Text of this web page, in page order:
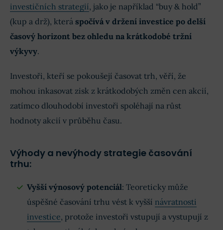
investičních strategií, jako je například “buy & hold”
(kup a drž), která spočívá v držení investice po delší
časový horizont bez ohledu na krátkodobé tržní
výkyvy.
Investoři, kteří se pokoušejí časovat trh, věří, že
mohou inkasovat zisk z krátkodobých změn cen akcií,
zatímco dlouhodobí investoři spoléhají na růst
hodnoty akcií v průběhu času.
Výhody a nevýhody strategie časování
trhu:
Vyšší výnosový potenciál: Teoreticky může
úspěšné časování trhu vést k vyšší návratnosti
investice, protože investoři vstupují a vystupují z